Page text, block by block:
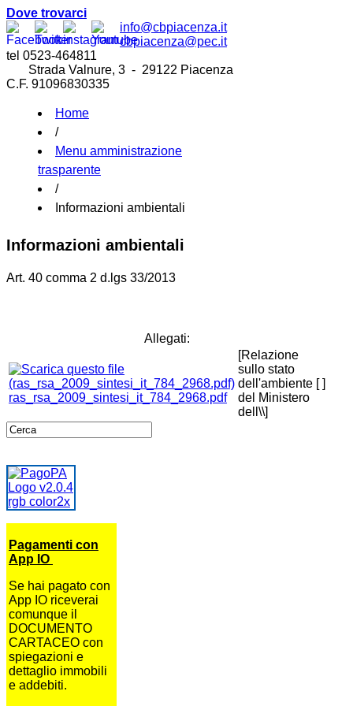
Dove trovarci
info@cbpiacenza.it
cbpiacenza@pec.it
tel 0523-464811
Strada Valnure, 3 - 29122 Piacenza
C.F. 91096830335
Home
/
Menu amministrazione
trasparente
/
Informazioni ambientali
Informazioni ambientali
Art. 40 comma 2 d.lgs 33/2013
Allegati:
ras_rsa_2009_sintesi_it_784_2968.pdf
[Relazione
sullo stato
dell'ambiente
del Ministero
dell\\]
[ ]
Pagamenti con
App IO
Se hai pagato con
App IO riceverai
comunque il
DOCUMENTO
CARTACEO con
spiegazioni e
dettaglio immobili
e addebiti.